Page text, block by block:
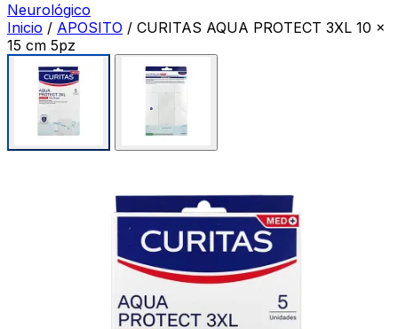
Neurológico
Inicio / APOSITO / CURITAS AQUA PROTECT 3XL 10 x
15 cm 5pz